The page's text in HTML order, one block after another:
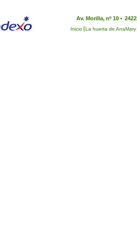
Av. Morilla, nº 10 •
Inicio La huerta de AnaMary